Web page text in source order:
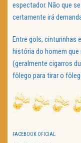
espectador. Não que
certamente irá
Entre gols, cinturinhas e
história do homem
(geralmente cigarros
fôlego para tirar o
FACEBOOK OFICIAL